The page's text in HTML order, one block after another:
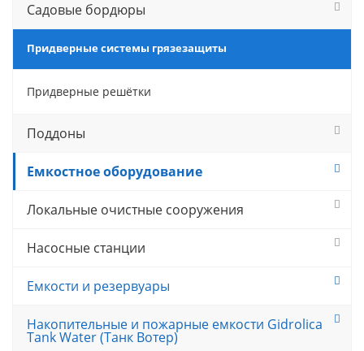
Садовые бордюры
Придверные системы грязезащиты
Придверные решётки
Поддоны
Емкостное оборудование
Локальные очистные сооружения
Насосные станции
Емкости и резервуары
Накопительные и пожарные емкости Gidrolica
Tank Water (Танк Вотер)